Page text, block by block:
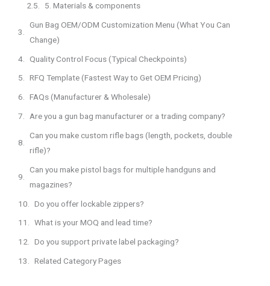
5. Materials & components
Gun Bag OEM/ODM Customization Menu (What You Can
Change)
Quality Control Focus (Typical Checkpoints)
RFQ Template (Fastest Way to Get OEM Pricing)
FAQs (Manufacturer & Wholesale)
Are you a gun bag manufacturer or a trading company?
Can you make custom rifle bags (length, pockets, double
rifle)?
Can you make pistol bags for multiple handguns and
magazines?
Do you offer lockable zippers?
What is your MOQ and lead time?
Do you support private label packaging?
Related Category Pages